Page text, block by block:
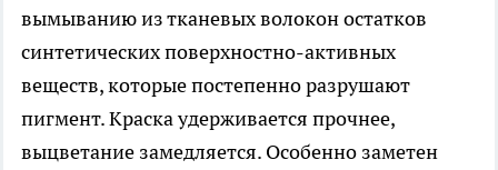
вымыванию из тканевых волокон остатков
синтетических поверхностно-активных
веществ, которые постепенно разрушают
пигмент. Краска удерживается прочнее,
выцветание замедляется. Особенно заметен